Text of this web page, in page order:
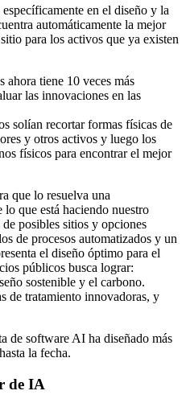
en el diseño y la
automáticamente la mejor
para los activos que ya existen
ahora tiene 10 veces más
las innovaciones en las
solían recortar formas físicas de
y otros activos y luego los
físicos para encontrar el mejor
que lo resuelva una
lo que está haciendo nuestro
posibles sitios y opciones
de procesos automatizados y un
el diseño óptimo para el
públicos busca lograr:
sostenible y el carbono.
de tratamiento innovadoras, y
de software AI ha diseñado más
la fecha.
de IA